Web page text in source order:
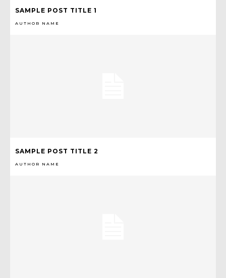
SAMPLE POST TITLE 1
AUTHOR NAME
SAMPLE POST TITLE 2
AUTHOR NAME